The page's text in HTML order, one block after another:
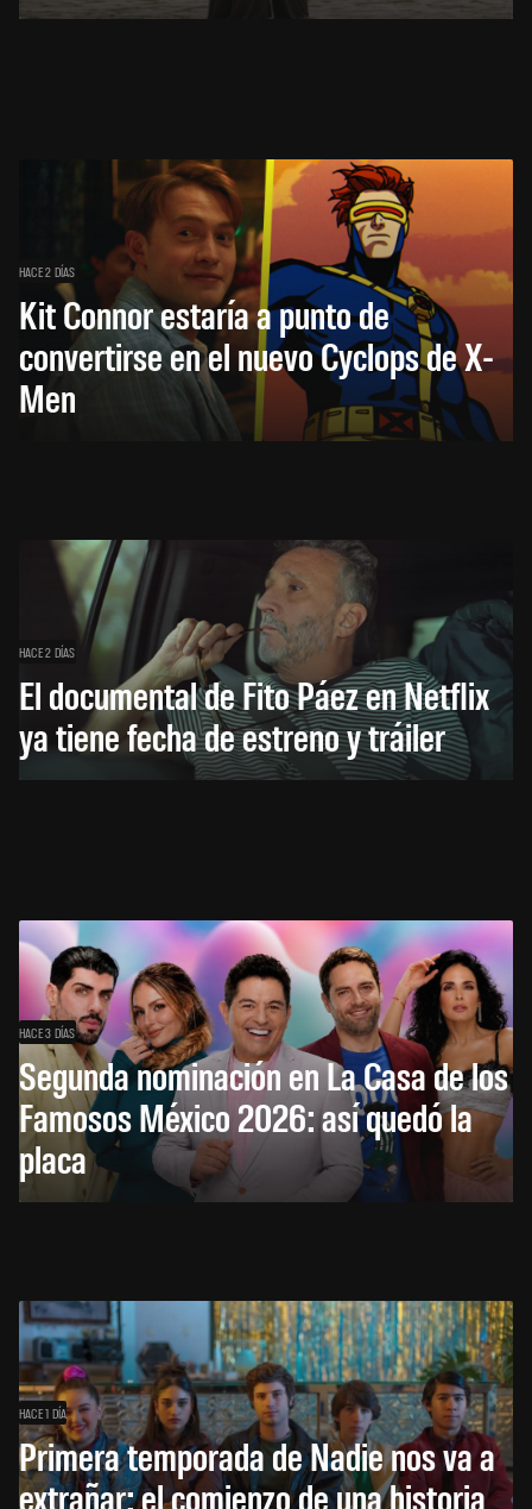
HACE 2 DÍAS
Kit Connor estaría a punto de
convertirse en el nuevo Cyclops de X-
Men
HACE 2 DÍAS
El documental de Fito Páez en Netflix
ya tiene fecha de estreno y tráiler
HACE 3 DÍAS
Segunda nominación en La Casa de los
Famosos México 2026: así quedó la
placa
HACE 1 DÍA
Primera temporada de Nadie nos va a
extrañar: el comienzo de una historia